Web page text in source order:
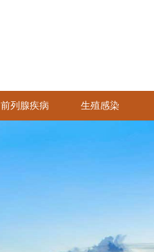
前列腺疾病 生殖感染